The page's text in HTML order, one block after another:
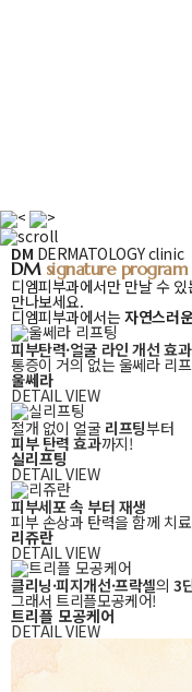
DM
signature
program
DM DERMATOLOGY clinic
DM signature program
디엠피부과에서만 만날 수
만나보세요.
디엠피부과에서는자연스러
피부탄력·얼굴 라인 개선 효과
통증이 거의 없는 울쎄라 리
울쎄라
DETAIL VIEW
절개 없이 얼굴 리프팅부터
피부 탄력 효과까지!
실리프팅
DETAIL VIEW
피부세포 속 부터 재생
피부 손상과 탄력을 함께 치
리쥬란
DETAIL VIEW
클리닝·피지개선·프락셀의3
그래서 트리플모공케어!
트리플 모공케어
DETAIL VIEW